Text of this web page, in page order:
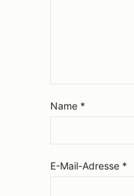
Name *
E-Mail-Adresse *